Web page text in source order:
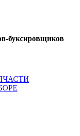
буксировщиков